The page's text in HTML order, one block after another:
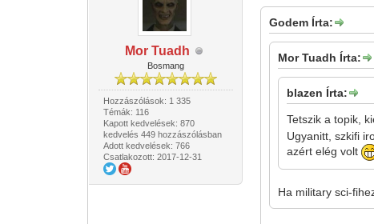
Mor Tuadh
Bosmang
Hozzászólások: 1 335
Témák: 116
Kapott kedvelések: 870
kedvelés 449 hozzászólásban
Adott kedvelések: 766
Csatlakozott: 2017-12-31
Godem Írta:
Mor Tuadh Írta:
blazen Írta:
Tetszik a topik,
Ugyanitt, szkifi
azért elég volt
Ha military sci-